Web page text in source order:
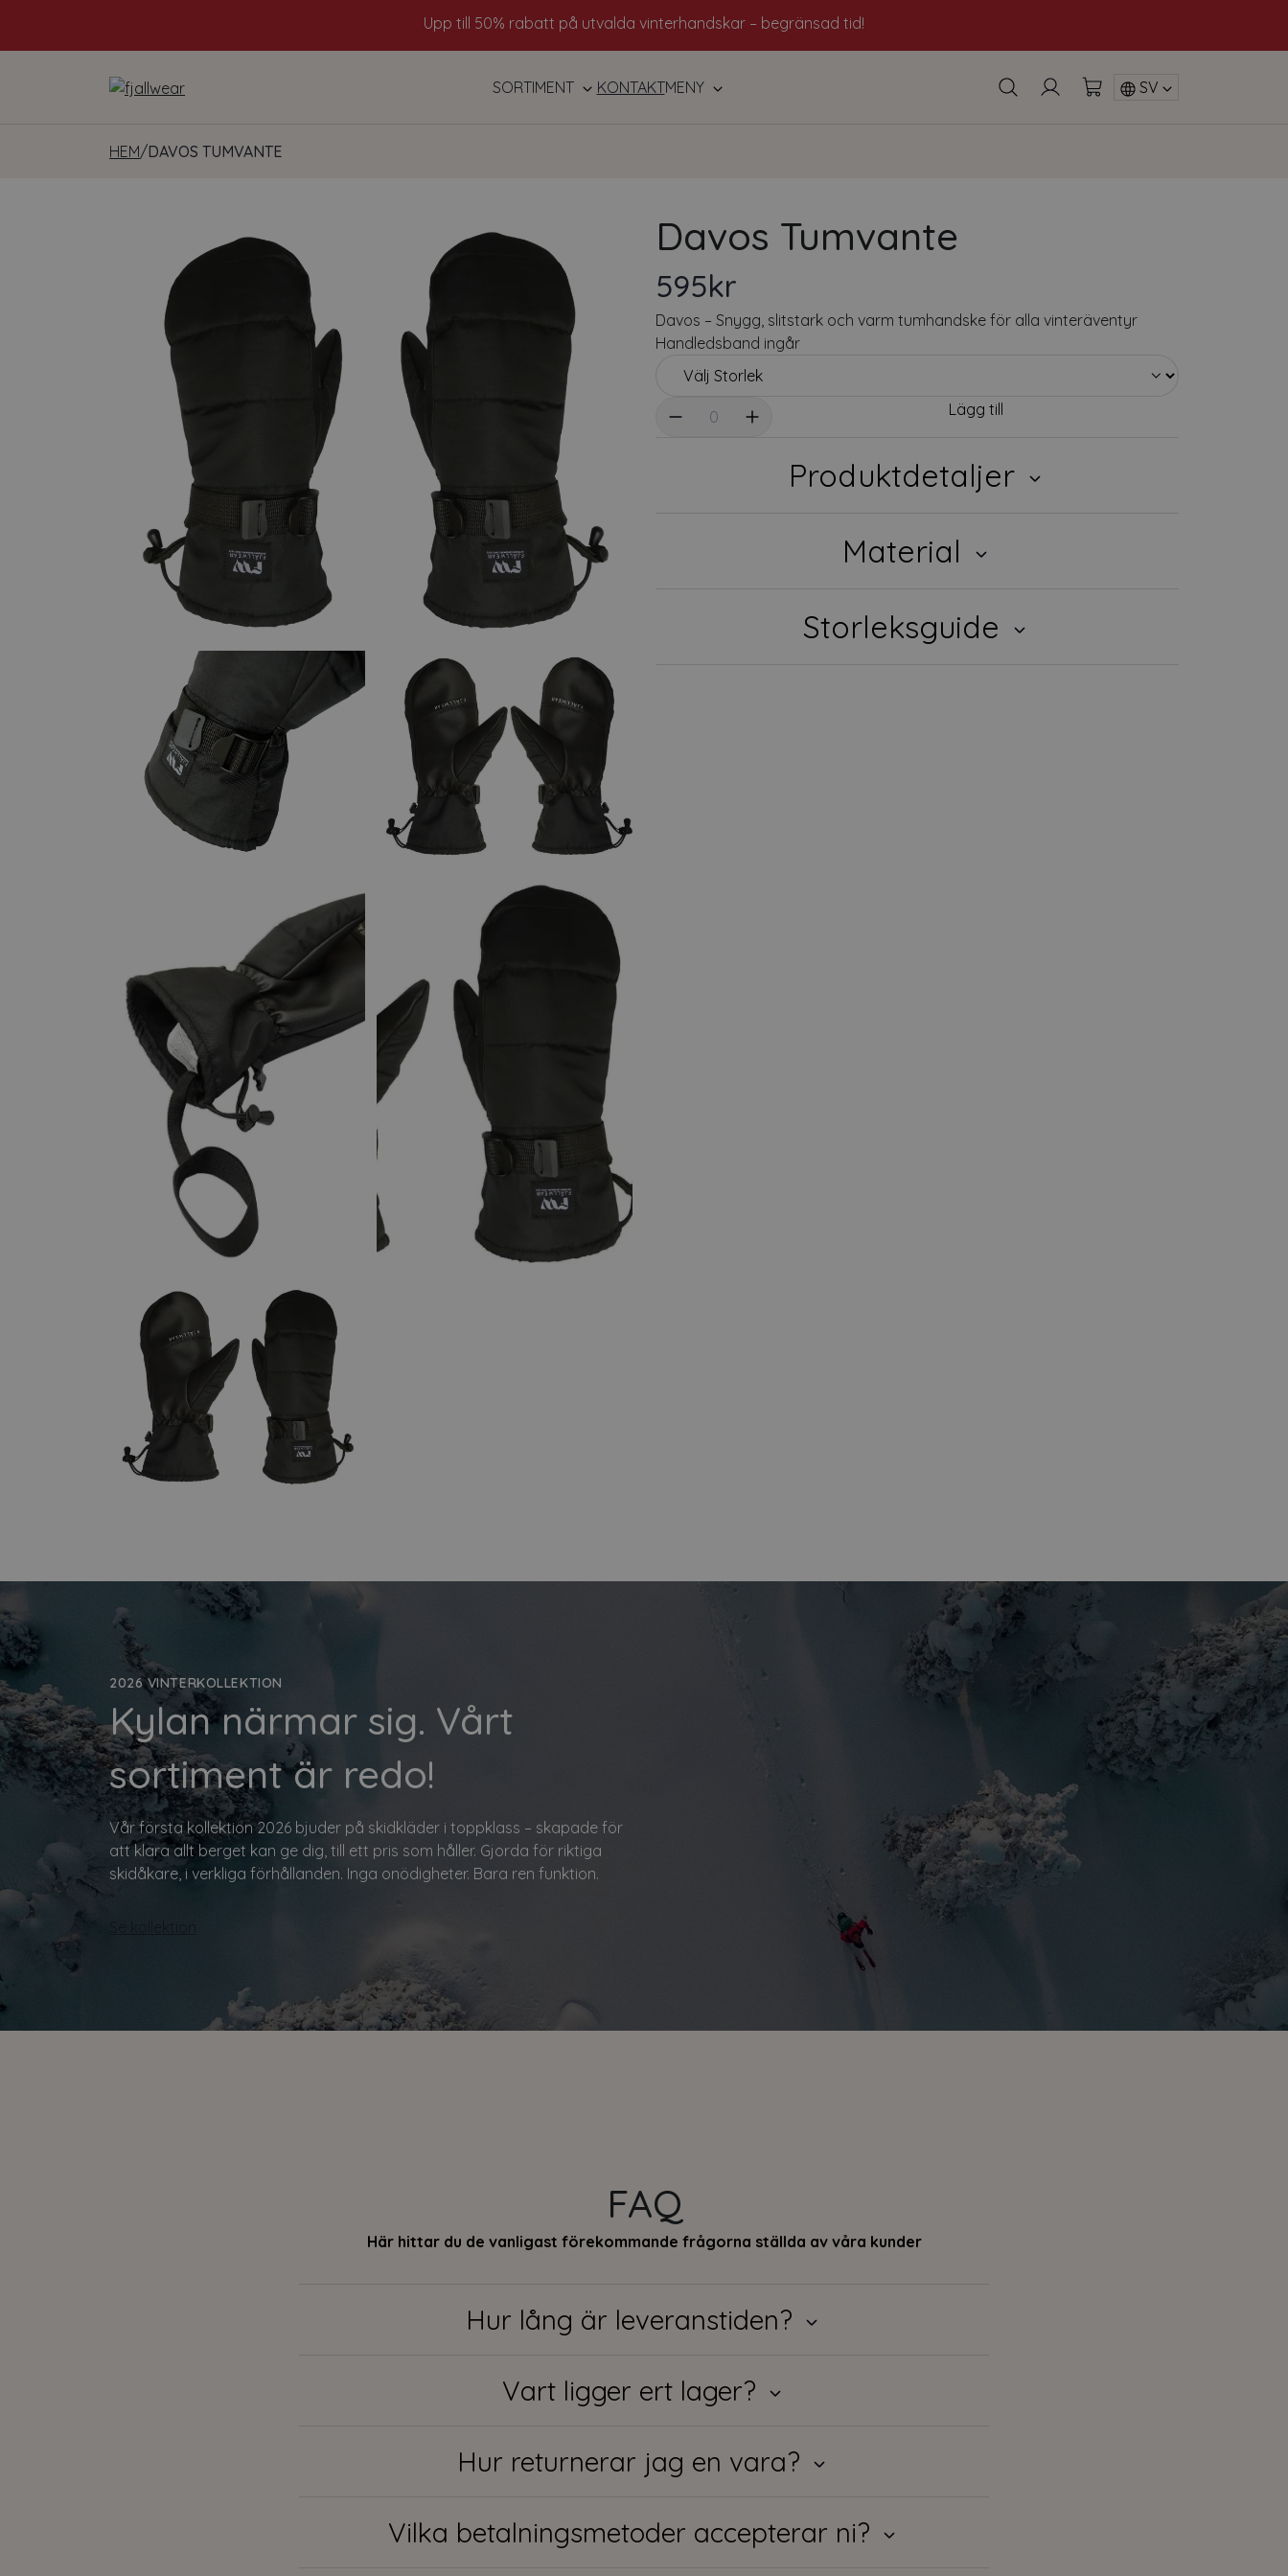
Frakt 79 kr - Fri frakt på order över 800 kr!
SORTIMENT KONTAKTMENY SV
HEM/DAVOS TUMVANTE
Davos Tumvante
595kr
Davos – Snygg, slitstark och varm tumhandske för alla vinteräventyr
Handledsband ingår
Välj antal
0 Lägg till
Produktdetaljer
Material
Storleksguide
2026 VINTERKOLLEKTION
Kylan närmar sig. Vårt
sortiment är redo!
Vår första kollektion 2026 bjuder på skidkläder i toppklass – skapade för
att klara allt berget kan ge dig, till ett pris som håller. Gjorda för riktiga
skidåkare, i verkliga förhållanden. Inga onödigheter. Bara ren funktion.
FAQ
Här hittar du de vanligast förekommande frågorna ställda av våra kunder
Hur lång är leveranstiden?
Vart ligger ert lager?
Hur returnerar jag en vara?
Vilka betalningsmetoder accepterar ni?